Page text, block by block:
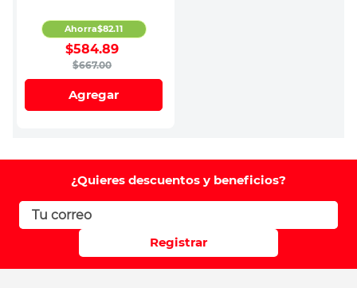
$667.00
$584.89
Ahorra$82.11
Agregar
¿Quieres descuentos y beneficios?
Registrar